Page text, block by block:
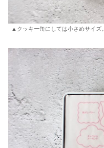
▲クッキー缶にしては小さめサイズ。